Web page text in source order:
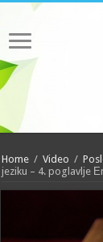
Home / Video /
jeziku – 4. poglavlje